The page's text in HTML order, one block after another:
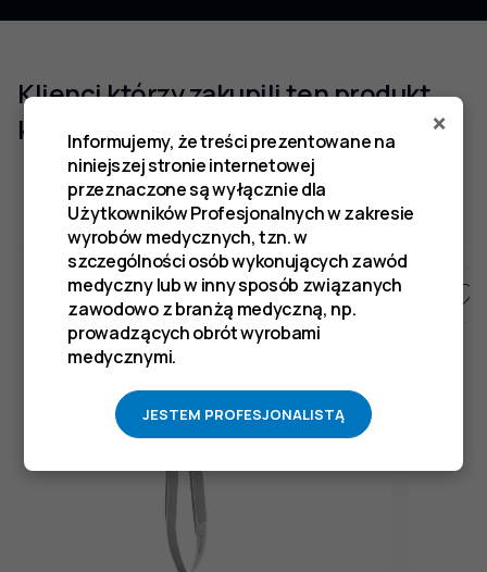
Klienci którzy zakupili ten produkt
kupili również
×
Informujemy, że treści prezentowane na
niniejszej stronie internetowej
przeznaczone są wyłącznie dla
Użytkowników Profesjonalnych w zakresie
wyrobów medycznych, tzn. w
szczególności osób wykonujących zawód
medyczny lub w inny sposób związanych
zawodowo z branżą medyczną, np.
prowadzących obrót wyrobami
medycznymi.
JESTEM PROFESJONALISTĄ